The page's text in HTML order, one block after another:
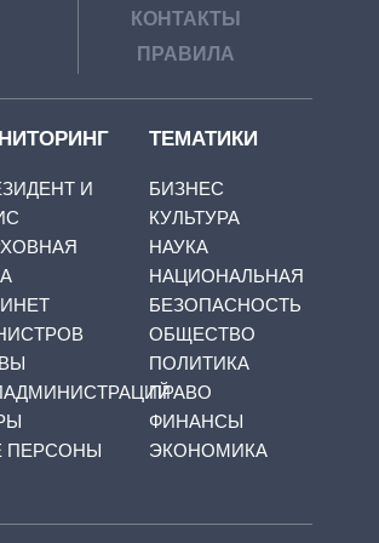
КОНТАКТЫ
ПРАВИЛА
И
ПЕРСОНЫ
ТЕМАТИКИ
БИЗНЕС
КУЛЬТУРА
НАУКА
НАЦИОНАЛЬНАЯ
БЕЗОПАСНОСТЬ
ОБЩЕСТВО
ПОЛИТИКА
ПРАВО
ФИНАНСЫ
ЭКОНОМИКА